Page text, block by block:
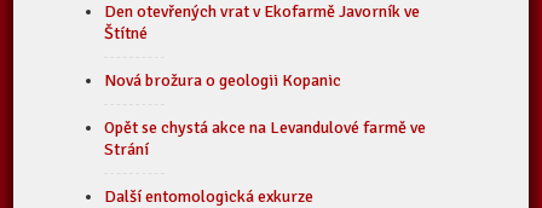
Den otevřených vrat v Ekofarmě Javorník ve
Štítné
Nová brožura o geologii Kopanic
Opět se chystá akce na Levandulové farmě ve
Strání
Další entomologická exkurze